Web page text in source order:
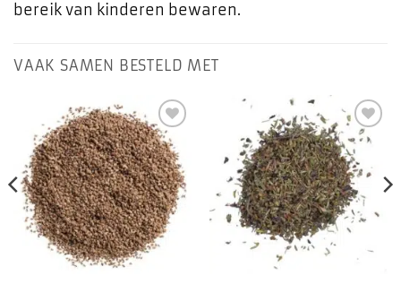
bereik van kinderen bewaren.
VAAK SAMEN BESTELD MET
Toevoegen
aan
favorieten
Toevoegen
aan
favorieten